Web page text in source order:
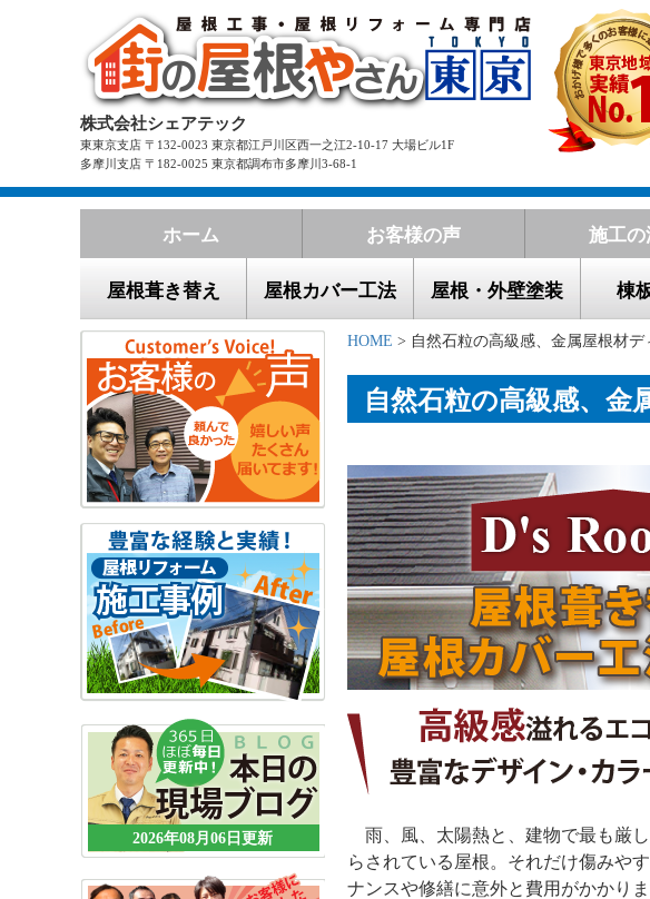
株式会社シェアテック
東東京支店 〒132-0023 東京都江戸川区西一之江2-10-17 大場ビル1F
多摩川支店 〒182-0025 東京都調布市多摩川3-68-1
ホーム お客様の声 施工の
屋根葺き替え 屋根カバー工法 屋根・外壁塗装 棟
2026年08月06日更新
HOME > 自然石粒の高級感、金属屋根材
自然石粒の高級感、金
雨、風、太陽熱と、建物で最も厳
らされている屋根。それだけ傷みや
ナンスや修繕に意外と費用がかかりま